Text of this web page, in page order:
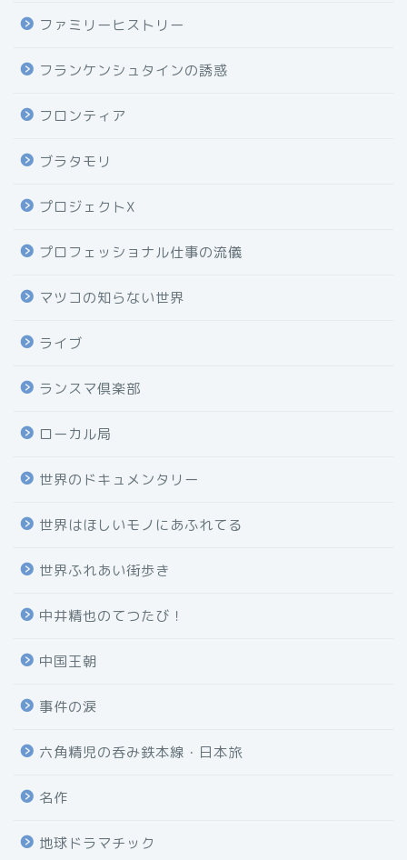
ファミリーヒストリー
フランケンシュタインの誘惑
フロンティア
ブラタモリ
プロジェクトX
プロフェッショナル仕事の流儀
マツコの知らない世界
ライブ
ランスマ倶楽部
ローカル局
世界のドキュメンタリー
世界はほしいモノにあふれてる
世界ふれあい街歩き
中井精也のてつたび！
中国王朝
事件の涙
六角精児の呑み鉄本線・日本旅
名作
地球ドラマチック